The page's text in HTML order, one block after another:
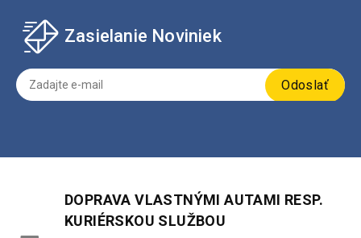
Zasielanie Noviniek
Odoslať
DOPRAVA VLASTNÝMI AUTAMI RESP.
KURIÉRSKOU SLUŽBOU